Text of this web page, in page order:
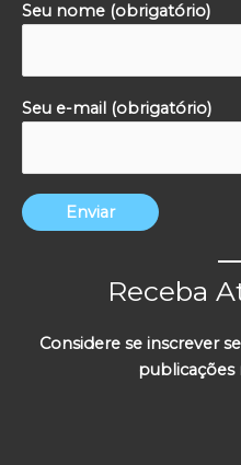
Receba
Considere se inscrever
publicações
Seu nome (obrigatório)
Seu e-mail (obrigatório)